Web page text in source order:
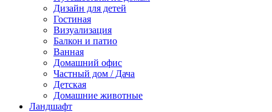
Дизайн для детей
Гостиная
Визуализация
Балкон и патио
Ванная
Домашний офис
Частный дом / Дача
Детская
Домашние животные
Ландшафт